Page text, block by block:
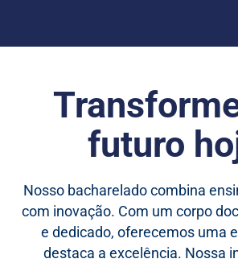
futuro
Nosso bacharelado combina
com inovação. Com um corpo
e dedicado, oferecemos uma
destaca a excelência. Nossa